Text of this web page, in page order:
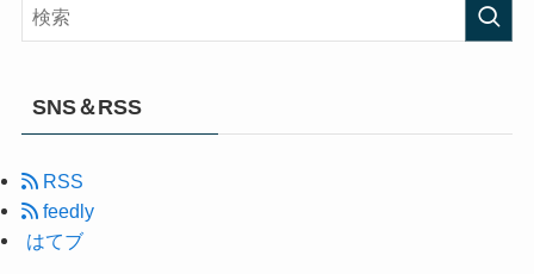
SNS＆RSS
RSS
feedly
はてブ